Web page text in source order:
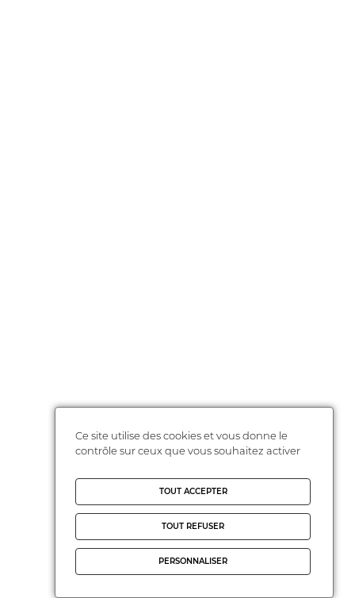
Ce site utilise des cookies et vous donne le
contrôle sur ceux que vous souhaitez activer
TOUT ACCEPTER
TOUT REFUSER
PERSONNALISER